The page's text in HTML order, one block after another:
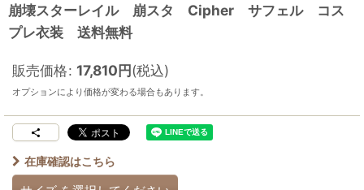
崩壊スターレイル 崩スタ Cipher サフェル コス
プレ衣装 送料無料
販売価格: 17,810円(税込)
オプションにより価格が変わる場合もあります。
在庫確認はこちら